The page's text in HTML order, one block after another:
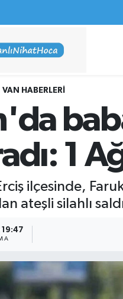
VAN HABERLERI
1
ilçesinde,
ateşli silahlı
19:47
Haritası